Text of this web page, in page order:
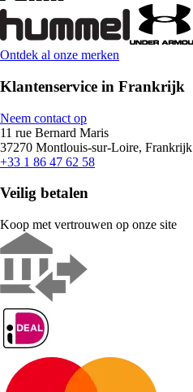
Ontdek al onze merken
Klantenservice in Frankrijk
Neem contact op
11 rue Bernard Maris
37270 Montlouis-sur-Loire, Frankrijk
+33 1 86 47 62 58
Veilig betalen
Koop met vertrouwen op onze site